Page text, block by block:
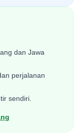
dan Jawa
perjalanan
sendiri.